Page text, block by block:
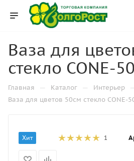
Ваза для
стекло CONE-
Главная — Каталог — Интерьер
Ваза для цветов 50см стекло CONE-
Хит 1